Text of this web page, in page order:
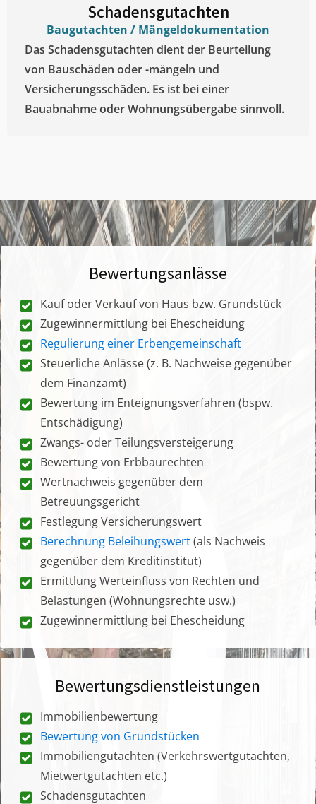
Schadensgutachten
Baugutachten / Mängeldokumentation
Das Schadensgutachten dient der Beurteilung
von Bauschäden oder -mängeln und
Versicherungsschäden. Es ist bei einer
Bauabnahme oder Wohnungsübergabe sinnvoll.
Bewertungsanlässe
Kauf oder Verkauf von Haus bzw. Grundstück
Zugewinnermittlung bei Ehescheidung
Regulierung einer Erbengemeinschaft
Steuerliche Anlässe (z. B. Nachweise gegenüber
dem Finanzamt)
Bewertung im Enteignungsverfahren (bspw.
Entschädigung)
Zwangs- oder Teilungsversteigerung
Bewertung von Erbbaurechten
Wertnachweis gegenüber dem
Betreuungsgericht
Festlegung Versicherungswert
Berechnung Beleihungswert(als Nachweis
gegenüber dem Kreditinstitut)
Ermittlung Werteinfluss von Rechten und
Belastungen (Wohnungsrechte usw.)
Zugewinnermittlung bei Ehescheidung
Bewertungsdienstleistungen
Immobilienbewertung
Bewertung von Grundstücken
Immobiliengutachten (Verkehrswertgutachten,
Mietwertgutachten etc.)
Schadensgutachten